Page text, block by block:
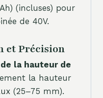
(incluses) pour
de 40V.
et Précision
la hauteur de
la hauteur
(25–75 mm).